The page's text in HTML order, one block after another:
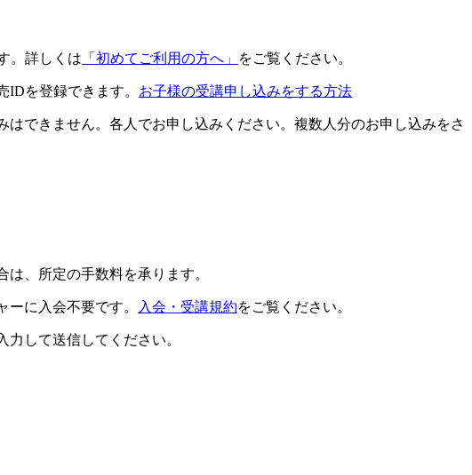
。詳しくは 「初めてご利用の方へ」 をご覧ください。
を登録できます。 お子様の受講申し込みをする方法
できません。各人でお申し込みください。複数人分のお申し込みをさ
、所定の手数料を承ります。
に入会不要です。 入会・受講規約をご覧ください。
して送信してください。